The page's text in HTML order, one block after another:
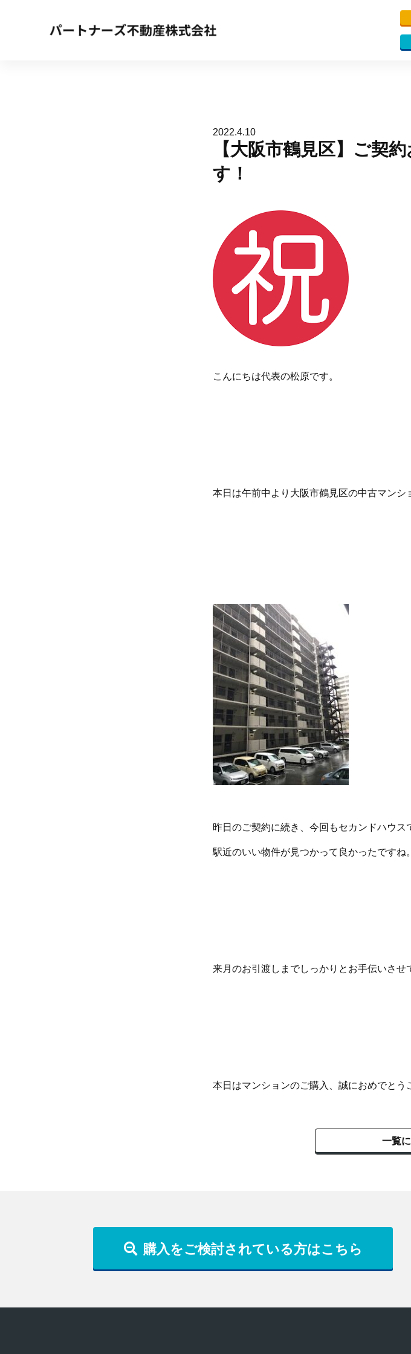
2022.4.10
【大阪市鶴見区】ご契
す！
こんにちは代表の松原です。
本日は午前中より大阪市鶴見区の中古マンシ
昨日のご契約に続き、今回もセカンドハウス
駅近のいい物件が見つかって良かったですね。
来月のお引渡しまでしっかりとお手伝いさせ
本日はマンションのご購入、誠におめでとう
一覧
購入をご検討されている方はこちら